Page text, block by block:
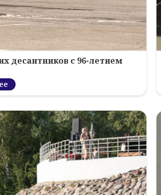
десантников с 96-летием